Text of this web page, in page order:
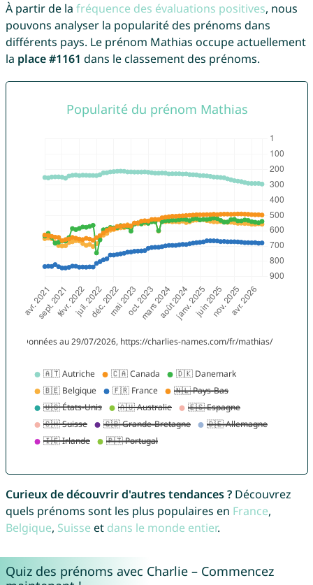
À partir de la fréquence des évaluations positives, nous
pouvons analyser la popularité des prénoms dans
différents pays. Le prénom Mathias occupe actuellement
la place #1161 dans le classement des prénoms.
Curieux de découvrir d'autres tendances ?Découvrez
quels prénoms sont les plus populaires en France,
Belgique, Suisse et dans le monde entier.
Quiz des prénoms avec Charlie – Commencez